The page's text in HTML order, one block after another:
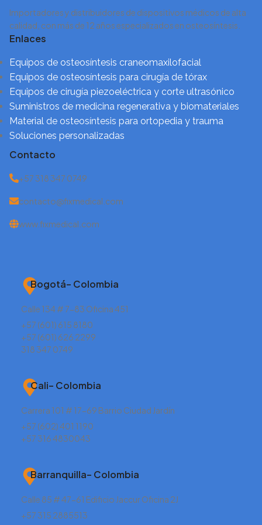
Importadores y distribuidores de dispositivos médicos de alta
calidad, con más de 12 años especializados en osteosíntesis.
Enlaces
Equipos de osteosíntesis craneomaxilofacial
Equipos de osteosíntesis para cirugía de tórax
Equipos de cirugía piezoeléctrica y corte ultrasónico
Suministros de medicina regenerativa y biomateriales
Material de osteosíntesis para ortopedia y trauma
Soluciones personalizadas
Contacto
+57 318 347 0749
contacto@fixmedical.com
www.fixmedical.com
Bogotá– Colombia
Calle 134 # 7-83 Oficina 451
+57 (601) 615 8180
+57 (601) 626 2299
318 347 0749
Cali– Colombia
Carrera 101 # 17-69 Barrio Ciudad Jardín
+57 (602) 401 1190
+57 316 4830043
Barranquilla– Colombia
Calle 85 # 47-61 Edificio Jaccur Oficina 2J
+57 315 2885513